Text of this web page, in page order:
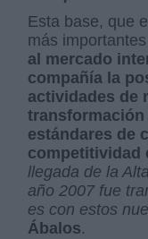
Esta base, que
más
al mercado
compañía la
actividades de
estándares de
competitividad
llegada de la
año 2007 fue
es con estos
Ábalos.